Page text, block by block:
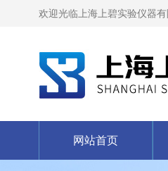
欢迎光临上海上碧实验仪器有
网站首页